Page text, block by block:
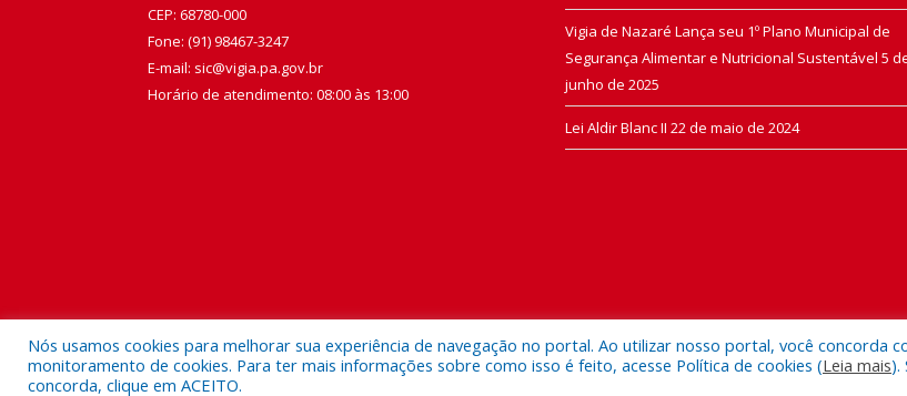
CEP: 68780-000
Fone: (91) 98467-3247
E-mail: sic@vigia.pa.gov.br
Horário de atendimento: 08:00 às 13:00
Vigia de Nazaré Lança seu 1º Plano Municipal de
Segurança Alimentar e Nutricional Sustentável 5
junho de 2025
Lei Aldir Blanc II 22 de maio de 2024
Todos os direitos reservados a Prefeitura Municipal de Vigia de Nazaré.
Nós usamos cookies para melhorar sua experiência de navegação no portal. Ao utilizar nosso portal, você concorda
monitoramento de cookies. Para ter mais informações sobre como isso é feito, acesse Política de cookies (Leia mais).
concorda, clique em ACEITO.